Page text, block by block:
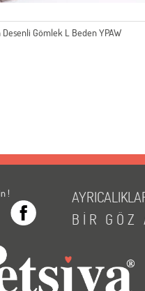
Gömlek L Beden YPAW
!
BİR GÖZ